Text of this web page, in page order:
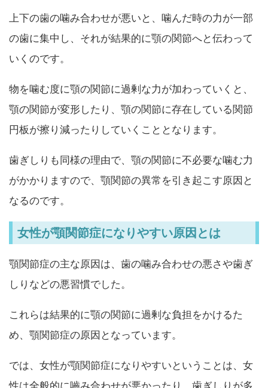
上下の歯の噛み合わせが悪いと、噛んだ時の力が一部
の歯に集中し、それが結果的に顎の関節へと伝わって
いくのです。
物を噛む度に顎の関節に過剰な力が加わっていくと、
顎の関節が変形したり、顎の関節に存在している関節
円板が擦り減ったりしていくこととなります。
歯ぎしりも同様の理由で、顎の関節に不必要な噛む力
がかかりますので、顎関節の異常を引き起こす原因と
なるのです。
女性が顎関節症になりやすい原因とは
顎関節症の主な原因は、歯の噛み合わせの悪さや歯ぎ
しりなどの悪習慣でした。
これらは結果的に顎の関節に過剰な負担をかけるた
め、顎関節症の原因となっています。
では、女性が顎関節症になりやすいということは、女
性は全般的に嚙み合わせが悪かったり、歯ぎしりが多